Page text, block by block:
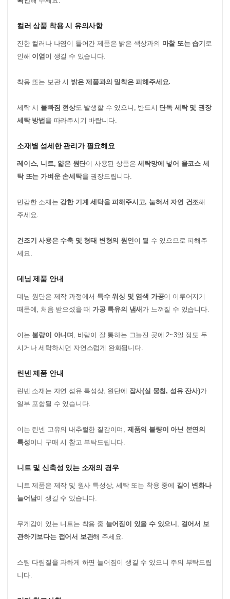
컬러 상품 착용 시 유의사항
진한 컬러나 나염이 들어간 제품은 밝은 색상과의 마찰 또는 습기 로
인해 이염 이 생길 수 있습니다.
착용 또는 보관 시 밝은 제품과의 밀착은 피해주세요.
세탁 시 물빠짐 현상도 발생할 수 있으니, 반드시 단독 세탁 및 권장
세탁 방법 을 따라주시기 바랍니다.
소재별 섬세한 관리가 필요해요
레이스, 니트, 얇은 원단이 사용된 상품은세탁망에 넣어 울코스 세
탁 또는 가벼운 손세탁을 권장드립니다.
민감한 소재는 강한 기계 세탁을 피해주시고, 눕혀서 자연 건조해
주세요.
건조기 사용은 수축 및 형태 변형의 원인이 될 수 있으므로 피해주
세요.
데님 제품 안내
데님 원단은 제작 과정에서 특수 워싱 및 염색 가공이 이루어지기
때문에, 처음 받으셨을 때 가공 특유의 냄새 가 느껴질 수 있습니다.
이는 불량이 아니며 , 바람이 잘 통하는 그늘진 곳에 2~3일 정도 두
시거나 세탁하시면 자연스럽게 완화됩니다.
린넨 제품 안내
린넨 소재는 자연 섬유 특성상, 원단에 잡사(실 뭉침, 섬유 잔사)가
일부 포함될 수 있습니다.
이는 린넨 고유의 내추럴한 질감이며, 제품의 불량이 아닌 본연의
특성이니 구매 시 참고 부탁드립니다.
니트 및 신축성 있는 소재의 경우
니트 제품은 제작 및 원사 특성상, 세탁 또는 착용 중에 길이 변화나
늘어남이 생길 수 있습니다.
무게감이 있는 니트는 착용 중 늘어짐이 있을 수 있으니 , 걸어서 보
관하기보다는 접어서 보관해 주세요.
스팀 다림질을 과하게 하면 늘어짐이 생길 수 있으니 주의 부탁드립
니다.